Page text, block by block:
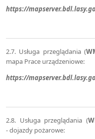
https://
2.7. Usługa przeglądania (
mapa Prace urządzeniowe:
https://
2.8. Usługa przeglądania (
- dojazdy pożarowe: